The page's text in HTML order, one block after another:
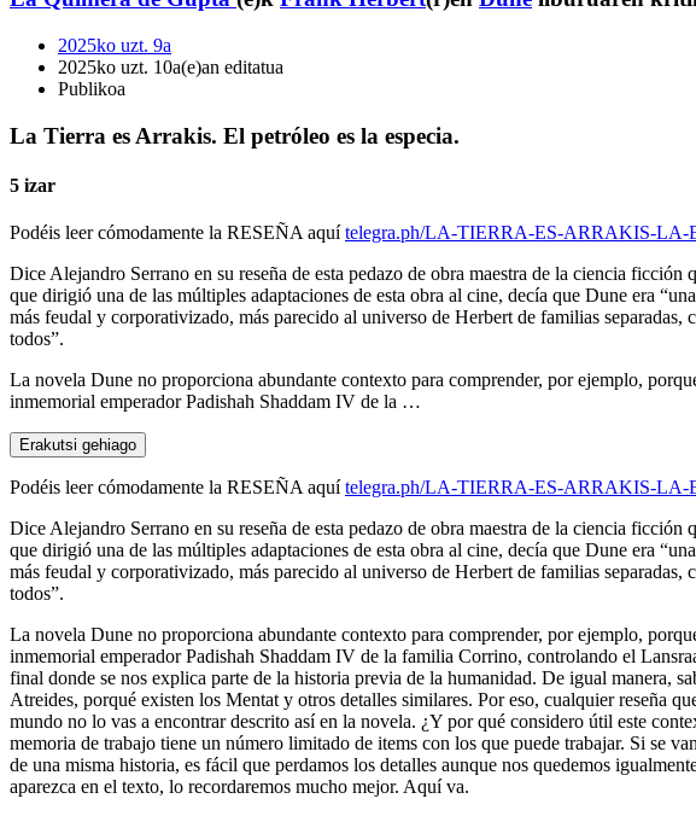
2025ko uzt. 9a
2025ko uzt. 10a(e)an editatua
Publikoa
La Tierra es Arrakis. El petróleo es la especia.
5 izar
Podéis leer cómodamente la RESEÑA aquítelegra.ph/LA-TIERRA-ES-ARRAKIS-LA-
Dice Alejandro Serrano en su reseña de esta pedazo de obra maestra de la ciencia
que dirigió una de las múltiples adaptaciones de esta obra al cine, decía que Dune era
más feudal y corporativizado, más parecido al universo de Herbert de familias
todos”.
La novela Dune no proporciona abundante contexto para comprender, por ejemplo,
inmemorial emperador Padishah Shaddam IV de la …
Erakutsi gehiago
Podéis leer cómodamente la RESEÑA aquítelegra.ph/LA-TIERRA-ES-ARRAKIS-LA-
Dice Alejandro Serrano en su reseña de esta pedazo de obra maestra de la ciencia
que dirigió una de las múltiples adaptaciones de esta obra al cine, decía que Dune era
más feudal y corporativizado, más parecido al universo de Herbert de familias
todos”.
La novela Dune no proporciona abundante contexto para comprender, por ejemplo,
inmemorial emperador Padishah Shaddam IV de la familia Corrino, controlando el
final donde se nos explica parte de la historia previa de la humanidad. De igual manera,
Atreides, porqué existen los Mentat y otros detalles similares. Por eso, cualquier reseña
mundo no lo vas a encontrar descrito así en la novela. ¿Y por qué considero útil este
memoria de trabajo tiene un número limitado de items con los que puede trabajar. Si se
de una misma historia, es fácil que perdamos los detalles aunque nos quedemos
aparezca en el texto, lo recordaremos mucho mejor. Aquí va.